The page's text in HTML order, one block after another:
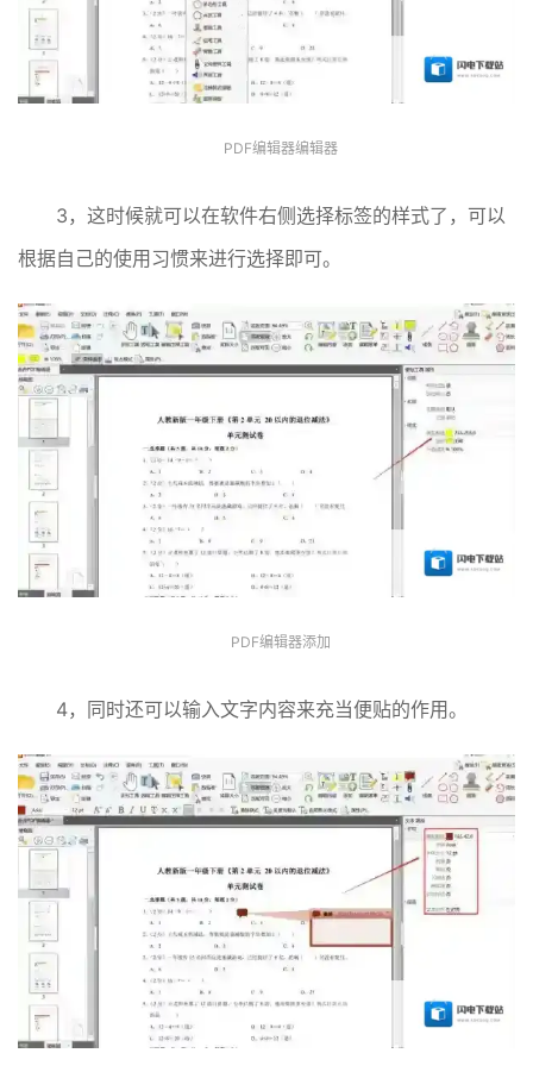
PDF编辑器编辑器
3，这时候就可以在软件右侧选择标签的样式了，可以
根据自己的使用习惯来进行选择即可。
PDF编辑器添加
4，同时还可以输入文字内容来充当便贴的作用。